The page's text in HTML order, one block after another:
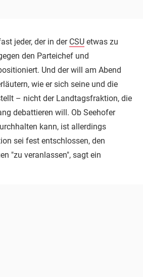
jeder, der in der CSU etwas zu
den Parteichef und
Und der will am Abend
wie er sich seine und die
– nicht der Landtagsfraktion, die
debattieren will. Ob Seehofer
kann, ist allerdings
sei fest entschlossen, den
"zu veranlassen", sagt ein